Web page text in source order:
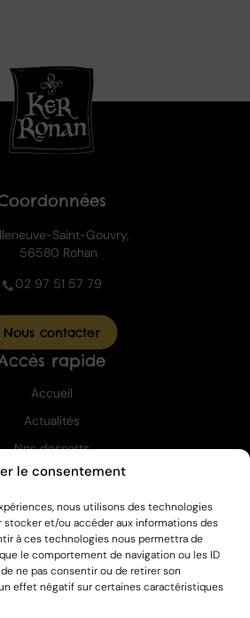
le consentement
nous utilisons des technologies
et/ou accéder aux informations des
à ces technologies nous permettra de
le comportement de navigation ou les ID
ne pas consentir ou de retirer son
effet négatif sur certaines caractéristiques
Saint-Gouvry,
56580 Rohan
02 97 51 57 79
Nous contacter
rapide
Accueil
Actualités
Nos desserts
des revendeurs
Professionnels
Labelisé